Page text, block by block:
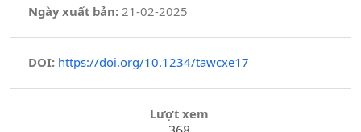
Ngày xuất bản: 21-02-2025
DOI: https://doi.org/10.1234/tawcxe17
Lượt xem